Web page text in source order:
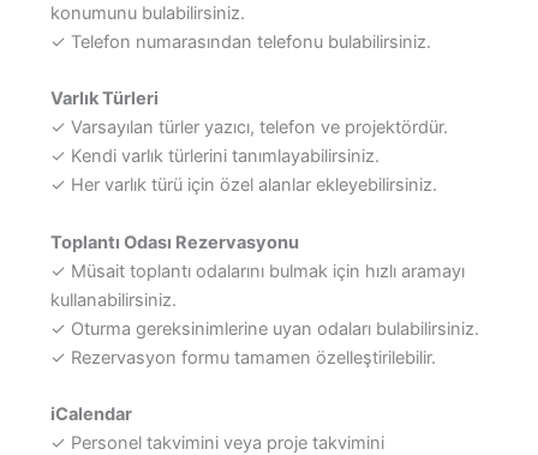
konumunu bulabilirsiniz.
✓ Telefon numarasından telefonu bulabilirsiniz.
Varlık Türleri
✓ Varsayılan türler yazıcı, telefon ve projektördür.
✓ Kendi varlık türlerini tanımlayabilirsiniz.
✓ Her varlık türü için özel alanlar ekleyebilirsiniz.
Toplantı Odası Rezervasyonu
✓ Müsait toplantı odalarını bulmak için hızlı aramayı
kullanabilirsiniz.
✓ Oturma gereksinimlerine uyan odaları bulabilirsiniz.
✓ Rezervasyon formu tamamen özelleştirilebilir.
iCalendar
✓ Personel takvimini veya proje takvimini